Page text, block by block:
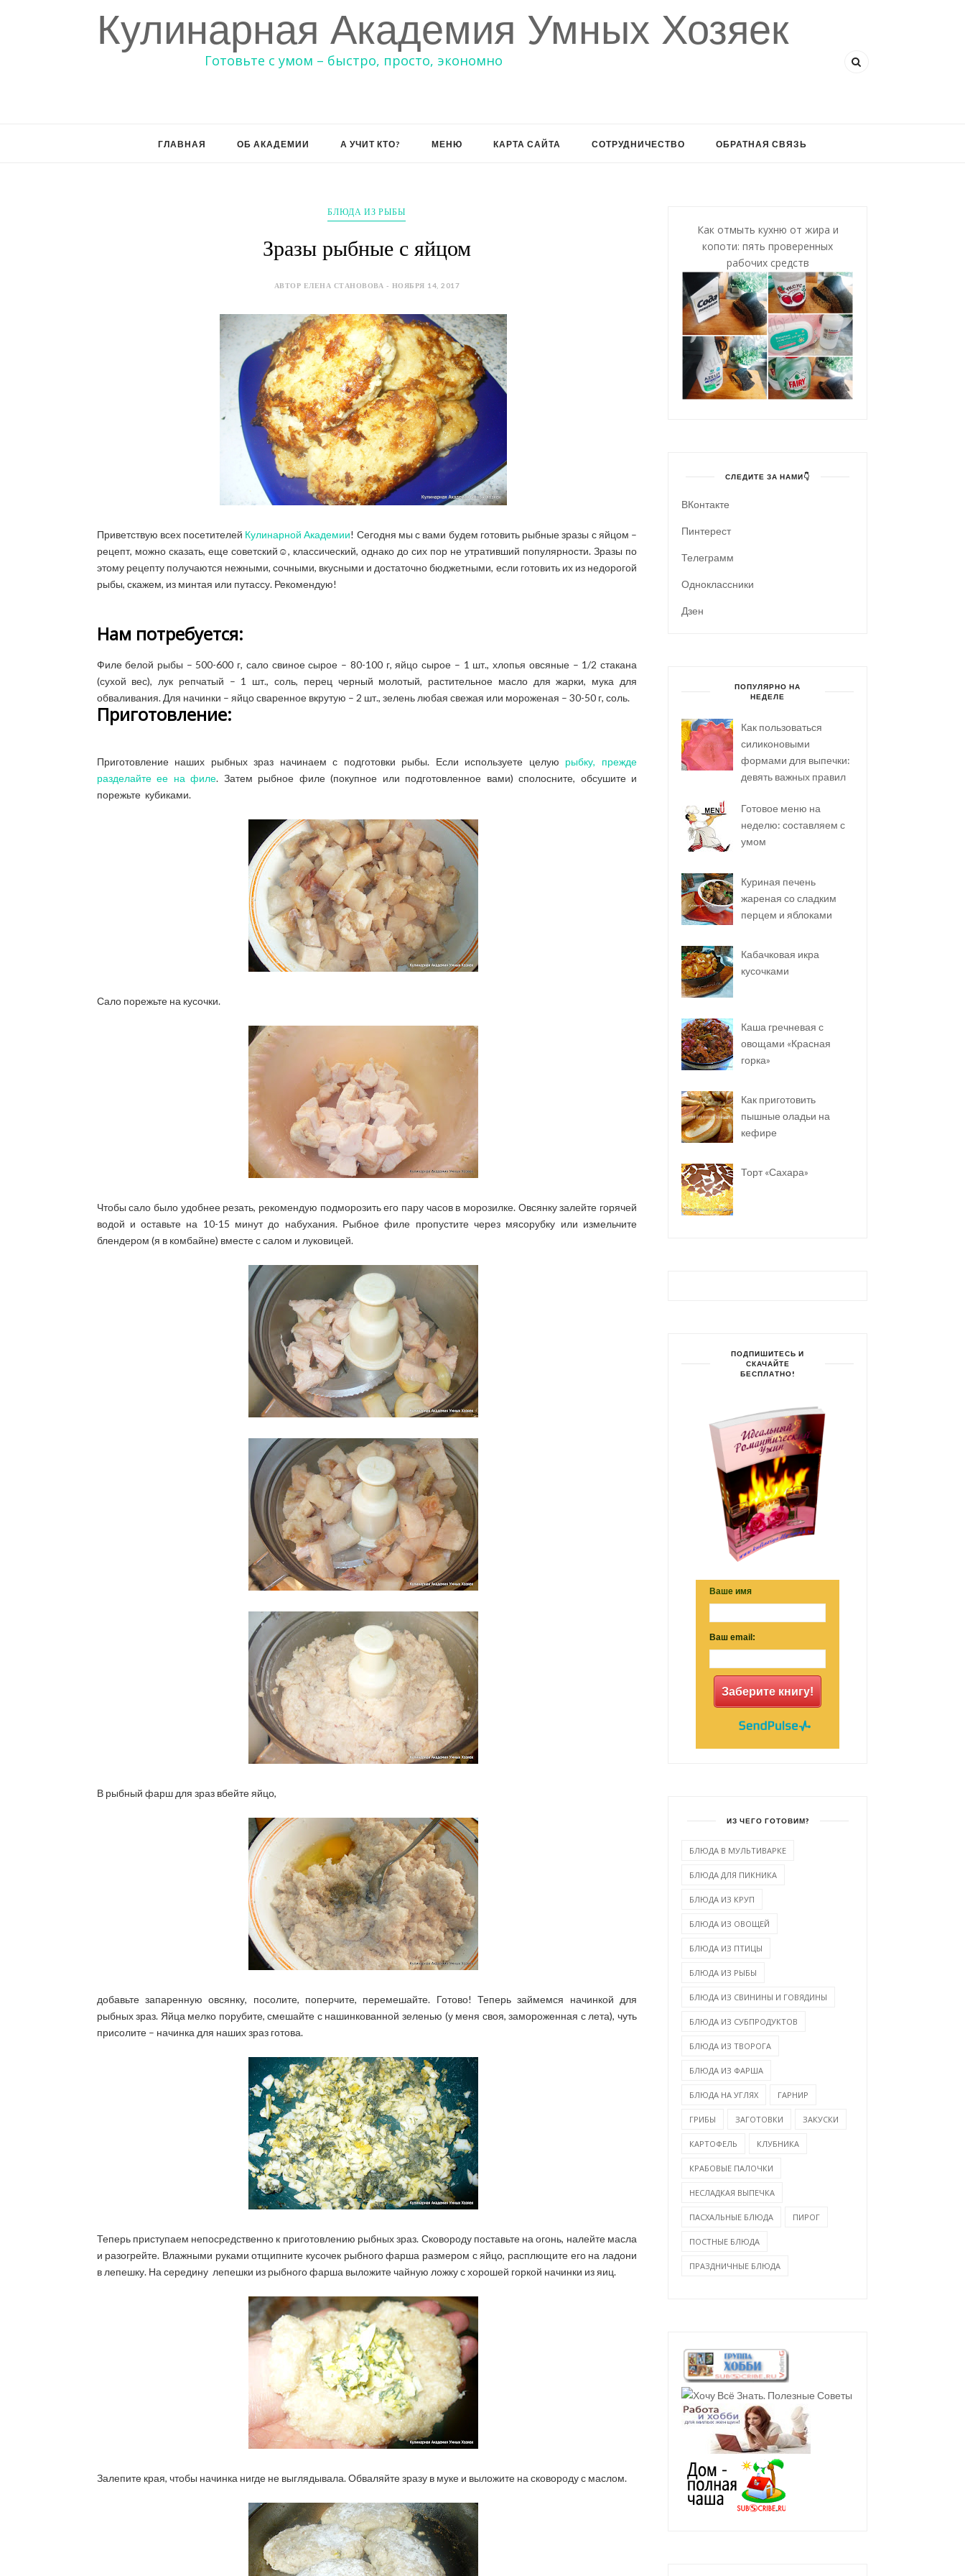
Кулинарная Академия Умных Хозяек
Готовьте с умом – быстро, просто, экономно
ГЛАВНАЯ ОБ АКАДЕМИИ А УЧИТ КТО? МЕНЮ КАРТА САЙТА СОТРУДНИЧЕСТВО ОБРАТНАЯ СВЯЗЬ
БЛЮДА ИЗ РЫБЫ
Зразы рыбные с яйцом
АВТОР ЕЛЕНА СТАНОВОВА - НОЯБРЯ 14, 2017
Приветствую всех посетителей Кулинарной Академии! Сегодня мы с вами будем готовить рыбные зразы с яйцом –
рецепт, можно сказать, еще советский☺, классический, однако до сих пор не утративший популярности. Зразы по
этому рецепту получаются нежными, сочными, вкусными и достаточно бюджетными, если готовить их из недорогой
рыбы, скажем, из минтая или путассу. Рекомендую!
Нам потребуется:
Филе белой рыбы – 500-600 г, сало свиное сырое – 80-100 г, яйцо сырое – 1 шт., хлопья овсяные – 1/2 стакана
(сухой вес), лук репчатый – 1 шт., соль, перец черный молотый, растительное масло для жарки, мука для
обваливания. Для начинки – яйцо сваренное вкрутую – 2 шт., зелень любая свежая или мороженая – 30-50 г, соль.
Приготовление:
Приготовление наших рыбных зраз начинаем с подготовки рыбы. Если используете целую рыбку, прежде
разделайте ее на филе. Затем рыбное филе (покупное или подготовленное вами) сполосните, обсушите и
порежьте кубиками.
Сало порежьте на кусочки.
Чтобы сало было удобнее резать, рекомендую подморозить его пару часов в морозилке. Овсянку залейте горячей
водой и оставьте на 10-15 минут до набухания. Рыбное филе пропустите через мясорубку или измельчите
блендером (я в комбайне) вместе с салом и луковицей.
В рыбный фарш для зраз вбейте яйцо,
добавьте запаренную овсянку, посолите, поперчите, перемешайте. Готово! Теперь займемся начинкой для
рыбных зраз. Яйца мелко порубите, смешайте с нашинкованной зеленью (у меня своя, замороженная с лета), чуть
присолите – начинка для наших зраз готова.
Теперь приступаем непосредственно к приготовлению рыбных зраз. Сковороду поставьте на огонь, налейте масла
и разогрейте. Влажными руками отщипните кусочек рыбного фарша размером с яйцо, расплющите его на ладони
в лепешку. На середину лепешки из рыбного фарша выложите чайную ложку с хорошей горкой начинки из яиц.
Залепите края, чтобы начинка нигде не выглядывала. Обваляйте зразу в муке и выложите на сковороду с маслом.
Как отмыть кухню от жира и
копоти: пять проверенных
рабочих средств
СЛЕДИТЕ ЗА НАМИ👇
ВКонтакте
Пинтерест
Телеграмм
Одноклассники
Дзен
ПОПУЛЯРНО НА
НЕДЕЛЕ
Как пользоваться
силиконовыми
формами для выпечки:
девять важных правил
Готовое меню на
неделю: составляем с
умом
Куриная печень
жареная со сладким
перцем и яблоками
Кабачковая икра
кусочками
Каша гречневая с
овощами «Красная
горка»
Как приготовить
пышные оладьи на
кефире
Торт «Сахара»
ПОДПИШИТЕСЬ И
СКАЧАЙТЕ
БЕСПЛАТНО!
Ваше имя
Ваш email:
Заберите книгу!
ИЗ ЧЕГО ГОТОВИМ?
БЛЮДА В МУЛЬТИВАРКЕ
БЛЮДА ДЛЯ ПИКНИКА
БЛЮДА ИЗ КРУП
БЛЮДА ИЗ ОВОЩЕЙ
БЛЮДА ИЗ ПТИЦЫ
БЛЮДА ИЗ РЫБЫ
БЛЮДА ИЗ СВИНИНЫ И ГОВЯДИНЫ
БЛЮДА ИЗ СУБПРОДУКТОВ
БЛЮДА ИЗ ТВОРОГА
БЛЮДА ИЗ ФАРША
БЛЮДА НА УГЛЯХ ГАРНИР
ГРИБЫ ЗАГОТОВКИ ЗАКУСКИ
КАРТОФЕЛЬ КЛУБНИКА
КРАБОВЫЕ ПАЛОЧКИ
НЕСЛАДКАЯ ВЫПЕЧКА
ПАСХАЛЬНЫЕ БЛЮДА ПИРОГ
ПОСТНЫЕ БЛЮДА
ПРАЗДНИЧНЫЕ БЛЮДА